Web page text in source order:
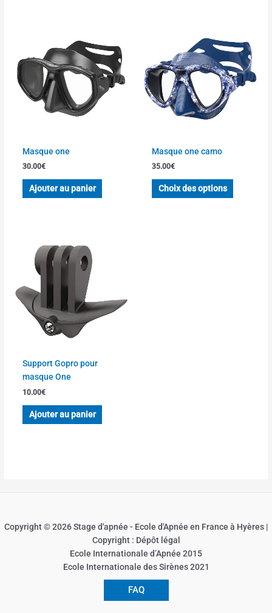
Masque one
30.00€
Ajouter au panier
Masque one camo
35.00€
Choix des options
produit
a
plusieurs
Les
du
Support Gopro pour
masque One
10.00€
Ajouter au panier
Copyright © 2026 Stage d'apnée - Ecole d'Apnée en France à Hyères |
Copyright : Dépôt légal
Ecole Internationale d’Apnée 2015
Ecole Internationale des Sirènes 2021
FAQ